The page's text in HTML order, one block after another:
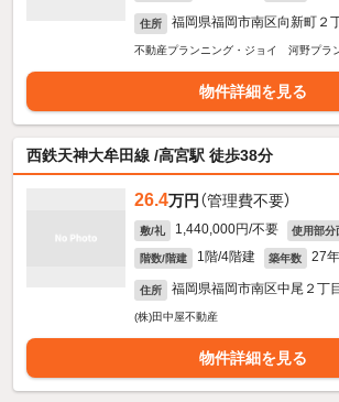
住所 福岡県福岡市南区向新町２
不動産プランニング・ジョイ 河野プラ
物件詳細を見る
西鉄天神大牟田線 /高宮駅 徒歩38分
26.4万円 （管理費不要）
敷/礼 1,440,000円/不要 使用部分
階数/階建 1階/4階建 築年数 27
住所 福岡県福岡市南区中尾２丁目
(株)田中屋不動産
物件詳細を見る